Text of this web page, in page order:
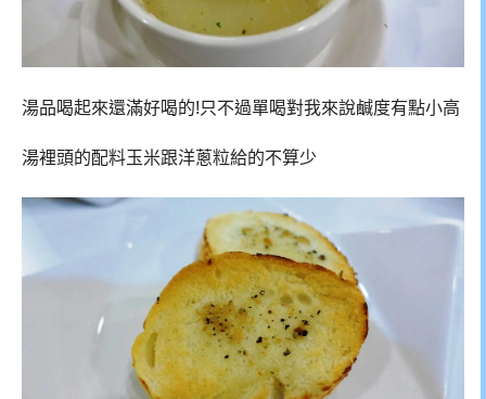
湯品喝起來還滿好喝的!只不過單喝對我來說鹹度有點小高
湯裡頭的配料玉米跟洋蔥粒給的不算少